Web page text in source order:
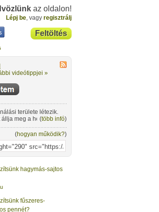
az oldalon!
Lépj be, vagy regisztrálj
Feltöltés
videótippjei »
területe létezik.
meg a helyét egy
(több infó)
(hogyan működik?)
hagymás-sajtos
fűszeres-
pennét?